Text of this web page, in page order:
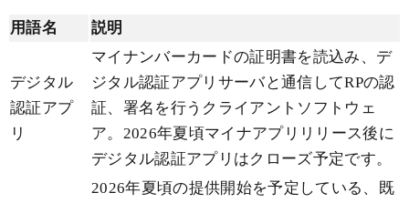
用語名 説明
デジタル
認証アプ
リ
マイナンバーカードの証明書を読込み、デ
ジタル認証アプリサーバと通信してRPの認
証、署名を行うクライアントソフトウェ
ア。2026年夏頃マイナアプリリリース後に
デジタル認証アプリはクローズ予定です。
2026年夏頃の提供開始を予定している、既